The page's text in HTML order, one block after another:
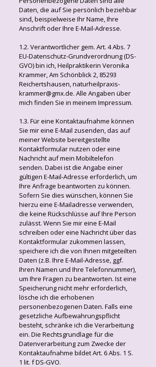
Daten, die auf Sie persönlich beziehbar
sind, beispielweise Ihr Name, Ihre
Anschrift oder Ihre E-Mail-Adresse.
1.2. Verantwortlicher gem. Art. 4 Abs. 7
EU-Datenschutz-Grundverordnung (DS-
GVO) bin ich, Heilpraktikerin Veronika
Krammer, Am Schönblick 2, 85293
Reichertshausen, naturheilpraxis-
krammer@gmx.de. Alle Angaben über
mich finden Sie in meinem Impressum.
1.3. Für eine Kontaktaufnahme können
Sie mir eine E-Mail zusenden, das auf
meiner Website bereitgestellte
Kontaktformular nutzen oder eine
Nachricht auf mein Mobiltelefon
senden. Dabei ist die Angabe einer
gültigen E-Mail-Adresse erforderlich, um
Ihre Anfrage beantworten zu können.
Sofern Sie dies wünschen, können Sie
hierzu eine E-Mailadresse verwenden,
die keine Rückschlüsse auf Ihre Person
zulässt. Wenn Sie mir eine E-Mail
schreiben oder eine Nachricht über das
Kontaktformular zukommen lassen,
speichere ich die von Ihnen mitgeteilten
Daten (z.B. Ihre E-Mail-Adresse, ggf.
Ihren Namen und Ihre Telefonnummer),
um Ihre Fragen zu beantworten. Ist eine
Speicherung nicht mehr erforderlich,
lösche ich die erhobenen
personenbezogenen Daten. Falls eine
gesetzliche Aufbewahrungspflicht
besteht, schränke ich die Verarbeitung
ein. Die Rechtsgrundlage für die
Datenverarbeitung zum Zwecke der
Kontaktaufnahme bildet Art. 6 Abs. 1 S.
1 lit. f DS-GVO.